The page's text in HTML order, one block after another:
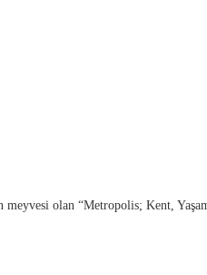
olan “Metropolis; Kent,